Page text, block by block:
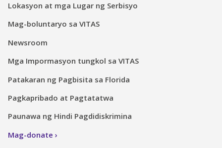
Lokasyon at mga Lugar ng Serbisyo
Mag-boluntaryo sa VITAS
Newsroom
Mga Impormasyon tungkol sa VITAS
Patakaran ng Pagbisita sa Florida
Pagkapribado at Pagtatatwa
Paunawa ng Hindi Pagdidiskrimina
Mag-donate